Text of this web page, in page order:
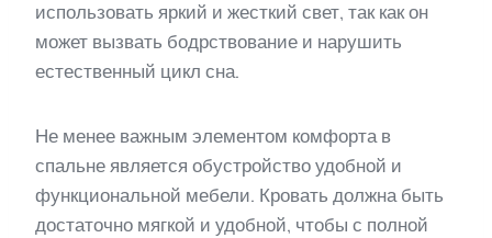
использовать яркий и жесткий свет, так как он
может вызвать бодрствование и нарушить
естественный цикл сна.
Не менее важным элементом комфорта в
спальне является обустройство удобной и
функциональной мебели. Кровать должна быть
достаточно мягкой и удобной, чтобы с полной